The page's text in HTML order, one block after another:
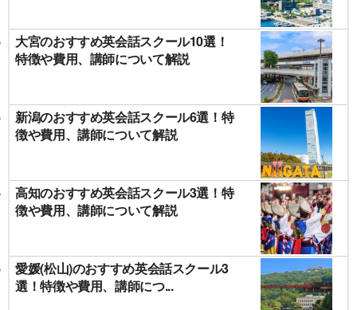
大宮のおすすめ英会話スクール10選！
特徴や費用、講師について解説
新潟のおすすめ英会話スクール6選！特
徴や費用、講師について解説
高知のおすすめ英会話スクール3選！特
徴や費用、講師について解説
愛媛(松山)のおすすめ英会話スクール3
選！特徴や費用、講師につ...